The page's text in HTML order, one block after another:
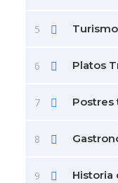
5
6 Platos
7 Postres
8
9 Historia